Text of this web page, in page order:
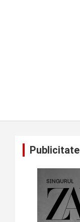
Publicitate